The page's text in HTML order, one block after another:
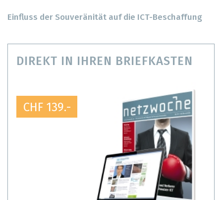
Einfluss der Souveränität auf die ICT-Beschaffung
DIREKT IN IHREN BRIEFKASTEN
CHF 139.-